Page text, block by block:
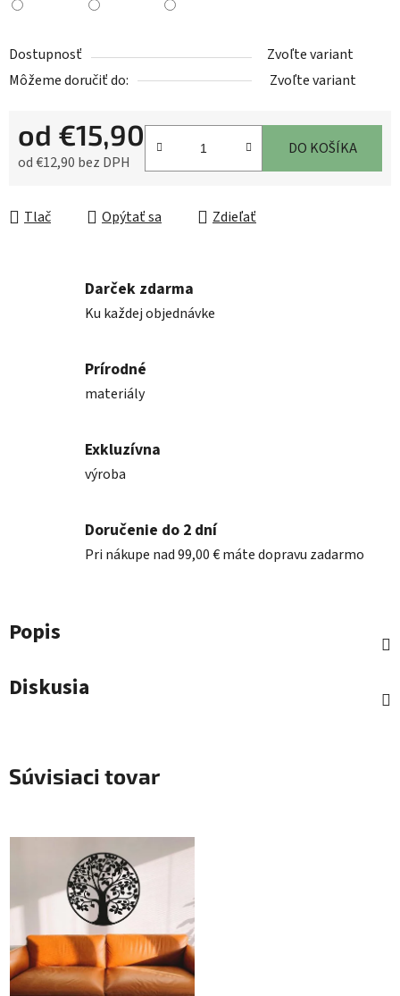
Dostupnosť
Zvoľte variant
Môžeme doručiť do:
Zvoľte variant
od €15,90
od€12,90 bez DPH
DO KOŠÍKA
Tlač Opýtať sa Zdieľať
Darček zdarma
Ku každej objednávke
Prírodné
materiály
Exkluzívna
výroba
Doručenie do 2 dní
Pri nákupe nad 99,00 € máte dopravu zadarmo
Popis
Diskusia
Súvisiaci tovar